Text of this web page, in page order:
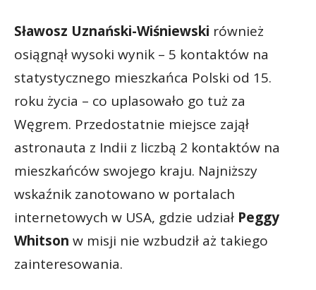
Sławosz Uznański-Wiśniewski również
osiągnął wysoki wynik – 5 kontaktów na
statystycznego mieszkańca Polski od 15.
roku życia – co uplasowało go tuż za
Węgrem. Przedostatnie miejsce zajął
astronauta z Indii z liczbą 2 kontaktów na
mieszkańców swojego kraju. Najniższy
wskaźnik zanotowano w portalach
internetowych w USA, gdzie udział Peggy
Whitson w misji nie wzbudził aż takiego
zainteresowania.